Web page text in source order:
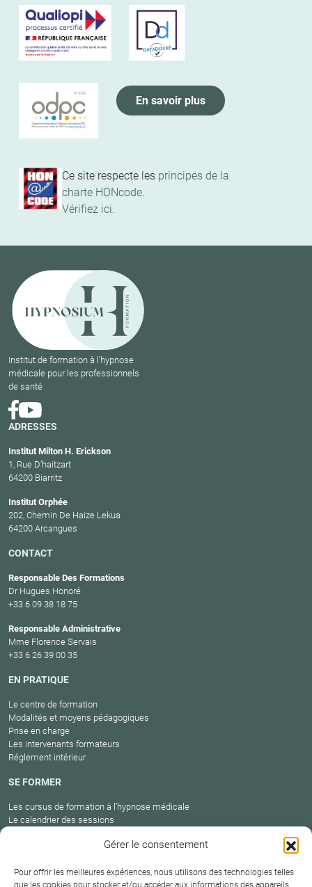
Gérer le consentement
Pour offrir les meilleures expériences, nous utilisons des technologies telles
que les cookies pour stocker et/ou accéder aux informations des appareils.
Ce site respecte les principes de la
charte HONcode.
Vérifiez ici.
En savoir plus
Institut de formation à l'hypnose
médicale pour les professionnels
de santé
ADRESSES
Institut Milton H. Erickson
1, Rue D’haitzart
64200 Biarritz
Institut Orphée
202, Chemin De Haize Lekua
64200 Arcangues
CONTACT
Responsable Des Formations
Dr Hugues Honoré
+33 6 09 38 18 75
Responsable Administrative
Mme Florence Servais
+33 6 26 39 00 35
EN PRATIQUE
Le centre de formation
Modalités et moyens pédagogiques
Prise en charge
Les intervenants formateurs
Réglement intérieur
SE FORMER
Les cursus de formation à l’hypnose médicale
Le calendrier des sessions